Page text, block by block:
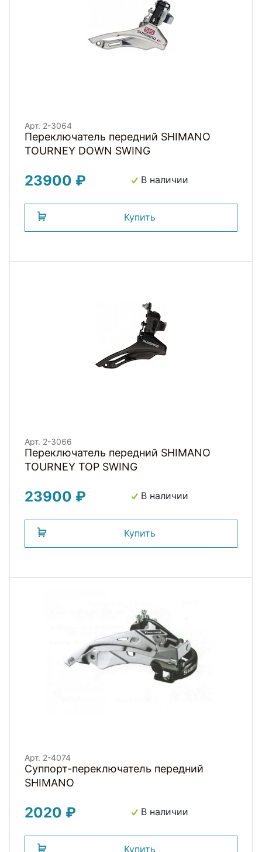
Арт. 2-3064
Переключатель передний SHIMANO
TOURNEY DOWN SWING
23900 ₽ В наличии
Купить
Арт. 2-3066
Переключатель передний SHIMANO
TOURNEY TOP SWING
23900 ₽ В наличии
Купить
Арт. 2-4074
Суппорт-переключатель передний
SHIMANO
2020 ₽ В наличии
Купить